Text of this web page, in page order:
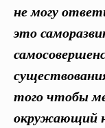
не могу
это
того чтобы
окружающий